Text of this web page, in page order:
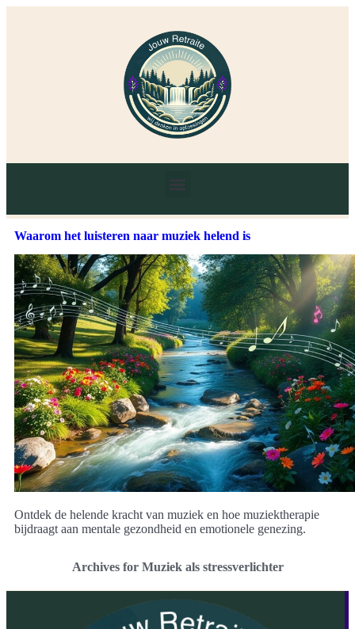
Waarom het luisteren naar muziek helend is
Ontdek de helende kracht van muziek en hoe muziektherapie
bijdraagt aan mentale gezondheid en emotionele genezing.
Archives for Muziek als stressverlichter